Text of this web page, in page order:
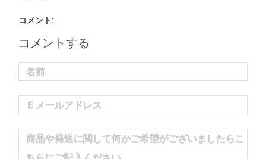
コメント:
コメントする
名前
Ｅメールアドレス
商品や発送に関して何かご希望がございましたらこ